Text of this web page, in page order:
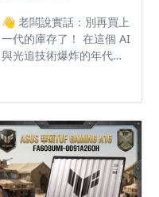
👋 老闆說實話：別再買上
一代的庫存了！ 在這個 AI
與光追技術爆炸的年代，
的門票。 搭載最新的
Intel Ultra 7 處理器 與傳
說級 RTX 5060，這不只
是快，是順滑到讓你懷疑
人生的體驗。 【亮點解
析：為什麼這台是首